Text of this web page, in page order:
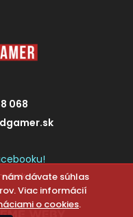
068
dávate súhlas
Viac informácií
o cookies.